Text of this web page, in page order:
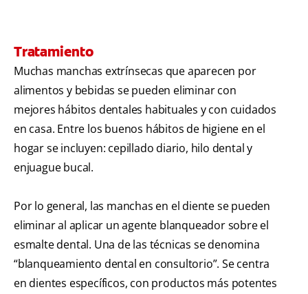
Tratamiento
Muchas manchas extrínsecas que aparecen por
alimentos y bebidas se pueden eliminar con
mejores hábitos dentales habituales y con cuidados
en casa. Entre los buenos hábitos de higiene en el
hogar se incluyen: cepillado diario, hilo dental y
enjuague bucal.
Por lo general, las manchas en el diente se pueden
eliminar al aplicar un agente blanqueador sobre el
esmalte dental. Una de las técnicas se denomina
“blanqueamiento dental en consultorio”. Se centra
en dientes específicos, con productos más potentes